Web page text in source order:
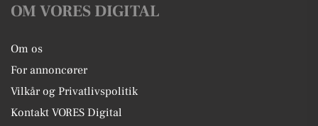
OM VORES DIGITAL
Om os
For annoncører
Vilkår og Privatlivspolitik
Kontakt VORES Digital